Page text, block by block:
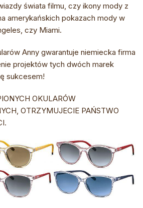
świata filmu, czy ikony mody z
amerykańskich pokazach mody w
czy Miami.
Anny gwarantuje niemiecka firma
projektów tych dwóch marek
sukcesem!
OKULARÓW
OTRZYMUJECIE PAŃSTWO